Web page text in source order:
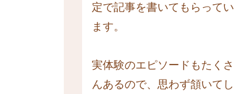
定で記事を書いてもらってい
ます。
実体験のエピソードもたくさ
んあるので、思わず頷いてし